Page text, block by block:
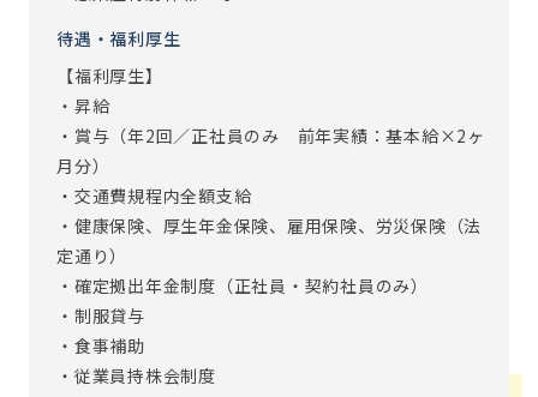
待遇・福利厚生
【福利厚生】
・昇給
・賞与（年2回／正社員のみ 前年実績：基本給×2ヶ
月分）
・交通費規程内全額支給
・健康保険、厚生年金保険、雇用保険、労災保険（法
定通り）
・確定拠出年金制度（正社員・契約社員のみ）
・制服貸与
・食事補助
・従業員持株会制度